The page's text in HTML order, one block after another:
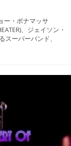
ー・ボナマッサ
、ジェイソン・
スーパーバンド、